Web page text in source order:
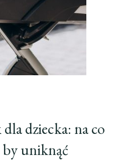
dziecka: na co
uniknąć